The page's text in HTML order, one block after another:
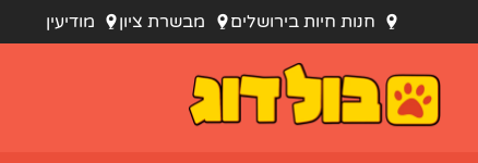
חנות חיות בירושלים מבשרת ציון מודיעין